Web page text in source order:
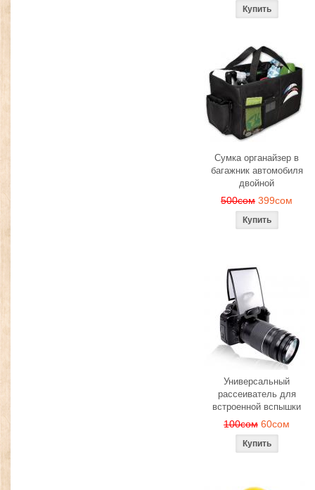
Сумка органайзер в
багажник автомобиля
двойной
500сом 399сом
Универсальный
рассеиватель для
встроенной вспышки
100сом 60сом